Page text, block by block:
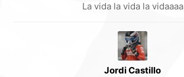
La vida la vida la vidaaaa
Jordi Castillo